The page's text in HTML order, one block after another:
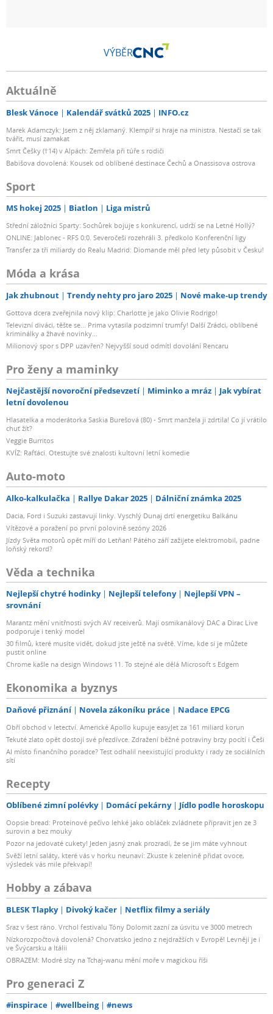
VÝBĚR
Aktuálně
Blesk Vánoce Kalendář svátků 2025 INFO.cz
Marek Adamczyk: Jsem z něj zklamaný. Klempíř si hraje na ministra. Nestačí se tak
tvářit, musí zamakat
Smrt Češky (†14) v Alpách: Zemřela při túře s rodiči
Babišova dovolená: Kousek od oblíbené destinace Čechů a Onassisova ostrova
Sport
MS hokej 2025 Biatlon Liga mistrů
Střední záložníci Sparty: Sochůrek bojuje s konkurencí, udrží se na Letné Hollý?
ONLINE: Jablonec - RFS 0:0. Severočeši rozehráli 3. předkolo Konferenční ligy
Transfer za tři miliardy do Realu Madrid: Diomande měl před lety působit v Česku!
Móda a krása
Jak zhubnout Trendy nehty pro jaro 2025 Nové make-up trendy
Gottova dcera zveřejnila nový klip: Charlotte je jako Olivie Rodrigo!
Televizní diváci, těšte se... Prima vytasila podzimní trumfy! Další Zrádci, oblíbené
kriminálky a žhavé novinky...
Milionový spor s DPP uzavřen? Nejvyšší soud odmítl dovolání Rencaru
Pro ženy a maminky
Nejčastější novoroční předsevzetí Miminko a mráz
Jak vybírat
letní dovolenou
Hlasatelka a moderátorka Saskia Burešová (80) - Smrt manžela ji zdrtila! Co jí vrátilo
chuť žít?
Veggie Burritos
KVÍZ: Rafťáci. Otestujte své znalosti kultovní letní komedie
Auto-moto
Alko-kalkulačka Rallye Dakar 2025 Dálniční známka 2025
Dacia, Ford i Suzuki zastavují linky. Vyschlý Dunaj drtí energetiku Balkánu
Vítězové a poražení po první polovině sezóny 2026
Jízdy Světa motorů opět míří do Letňan! Pátého září zažijete elektromobil, padne
loňský rekord?
Věda a technika
Nejlepší chytré hodinky Nejlepší telefony
Nejlepší VPN –
srovnání
Marantz mění vnitřnosti svých AV receiverů. Mají osmikanálový DAC a Dirac Live
podporuje i tenký model
30 filmů, které musíte vidět, dokud jste ještě na světě. Víme, kde si je můžete
pustit online
Chrome kašle na design Windows 11. To stejné ale dělá Microsoft s Edgem
Ekonomika a byznys
Daňové přiznání Novela zákoníku práce Nadace EPCG
Obří obchod v letectví. Americké Apollo kupuje easyJet za 161 miliard korun
Tekuté zlato opět dostojí své přezdívce. Zdražení běžné potraviny brzy pocítí i Češi
AI místo finančního poradce? Test odhalil neexistující produkty i rady ze sociálních
sítí
Recepty
Oblíbené zimní polévky Domácí pekárny Jídlo podle horoskopu
Oopsie bread: Proteinové pečivo lehké jako obláček zvládnete připravit jen ze 3
surovin a bez mouky
Pozor na jedovaté cukety! Jeden jasný znak prozradí, že se jim máte vyhnout
Svěží letní saláty, které vás v horku neunaví: Zkuste k zelenině přidat ovoce,
výsledek vás mile překvapí!
Hobby a zábava
BLESK Tlapky Divoký kačer Netflix filmy a seriály
Sraz v šest ráno. Vrchol festivalu Tóny Dolomit zazní za úsvitu ve 3000 metrech
Nízkorozpočtová dovolená? Chorvatsko jedno z nejdražších v Evropě! Levněji je i
ve Švýcarsku a Itálii
OBRAZEM: Modré slzy na Tchaj-wanu mění moře v magickou říši
Pro generaci Z
#inspirace #wellbeing #news